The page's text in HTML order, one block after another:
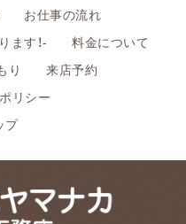
お仕事の流れ
す！-
料金について
り
来店予約
リシー
プ